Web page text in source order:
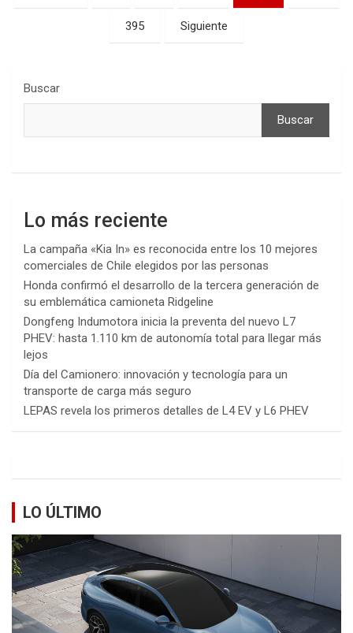
de
395 Siguiente
Buscar
Buscar
Lo más reciente
La campaña «Kia In» es reconocida entre los 10 mejores
comerciales de Chile elegidos por las personas
Honda confirmó el desarrollo de la tercera generación de
su emblemática camioneta Ridgeline
Dongfeng Indumotora inicia la preventa del nuevo L7
PHEV: hasta 1.110 km de autonomía total para llegar más
lejos
Día del Camionero: innovación y tecnología para un
transporte de carga más seguro
LEPAS revela los primeros detalles de L4 EV y L6 PHEV
LO ÚLTIMO